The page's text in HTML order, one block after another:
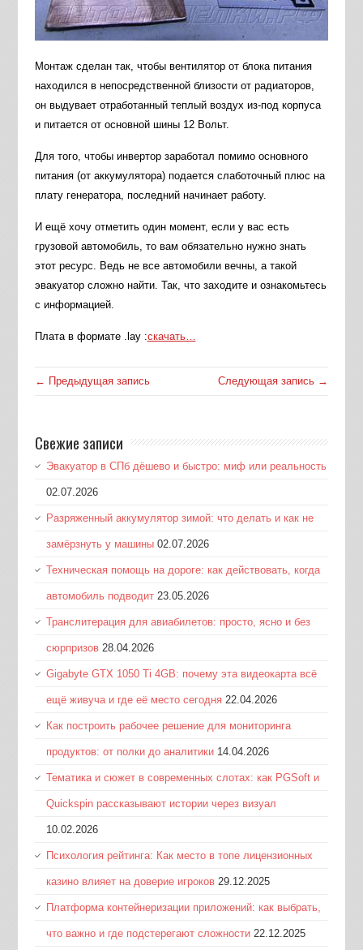
Монтаж сделан так, чтобы вентилятор от блока питания
находился в непосредственной близости от радиаторов,
он выдувает отработанный теплый воздух из-под корпуса
и питается от основной шины 12 Вольт.
Для того, чтобы инвертор заработал помимо основного
питания (от аккумулятора) подается слаботочный плюс на
плату генератора, последний начинает работу.
И ещё хочу отметить один момент, если у вас есть
грузовой автомобиль, то вам обязательно нужно знать
этот ресурс. Ведь не все автомобили вечны, а такой
эвакуатор сложно найти. Так, что заходите и ознакомьтесь
с информацией.
Плата в формате .lay :скачать…
← Предыдущая запись Следующая запись →
Свежие записи
Эвакуатор в СПб дёшево и быстро: миф или реальность
02.07.2026
Разряженный аккумулятор зимой: что делать и как не
замёрзнуть у машины 02.07.2026
Техническая помощь на дороге: как действовать, когда
автомобиль подводит 23.05.2026
Транслитерация для авиабилетов: просто, ясно и без
сюрпризов 28.04.2026
Gigabyte GTX 1050 Ti 4GB: почему эта видеокарта всё
ещё живуча и где её место сегодня 22.04.2026
Как построить рабочее решение для мониторинга
продуктов: от полки до аналитики 14.04.2026
Тематика и сюжет в современных слотах: как PGSoft и
Quickspin рассказывают истории через визуал
10.02.2026
Психология рейтинга: Как место в топе лицензионных
казино влияет на доверие игроков 29.12.2025
Платформа контейнеризации приложений: как выбрать,
что важно и где подстерегают сложности 22.12.2025